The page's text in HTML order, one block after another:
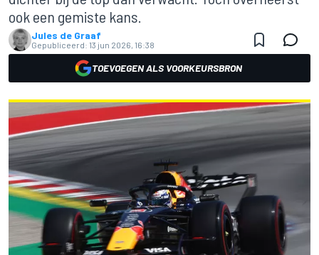
ook een gemiste kans.
Jules de Graaf
Gepubliceerd: 13 jun 2026, 16:38
TOEVOEGEN ALS VOORKEURSBRON